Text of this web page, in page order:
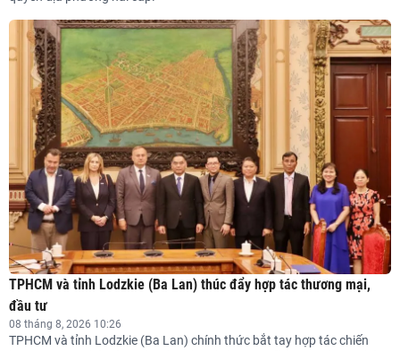
TPHCM và tỉnh Lodzkie (Ba Lan) thúc đẩy hợp tác thương mại,
đầu tư
08 tháng 8, 2026 10:26
TPHCM và tỉnh Lodzkie (Ba Lan) chính thức bắt tay hợp tác chiến